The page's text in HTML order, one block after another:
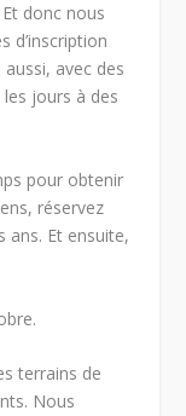
donc nous
d’inscription
avec des
jours à des
pour obtenir
réservez
ans. Et ensuite,
terrains de
Nous